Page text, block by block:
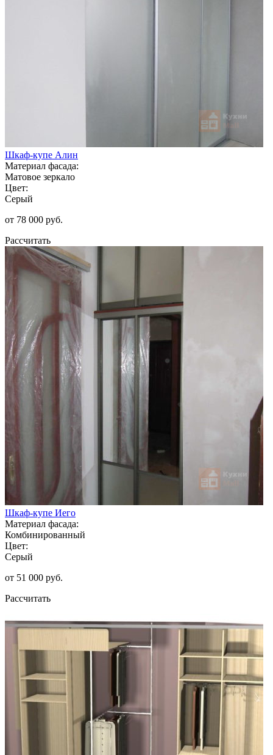
Шкаф-купе Алин
Материал фасада:
Матовое зеркало
Цвет:
Серый
от 78 000 руб.
Рассчитать
Шкаф-купе Иего
Материал фасада:
Комбинированный
Цвет:
Серый
от 51 000 руб.
Рассчитать